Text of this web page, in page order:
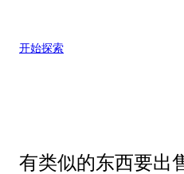
开始探索
有类似的东西要出